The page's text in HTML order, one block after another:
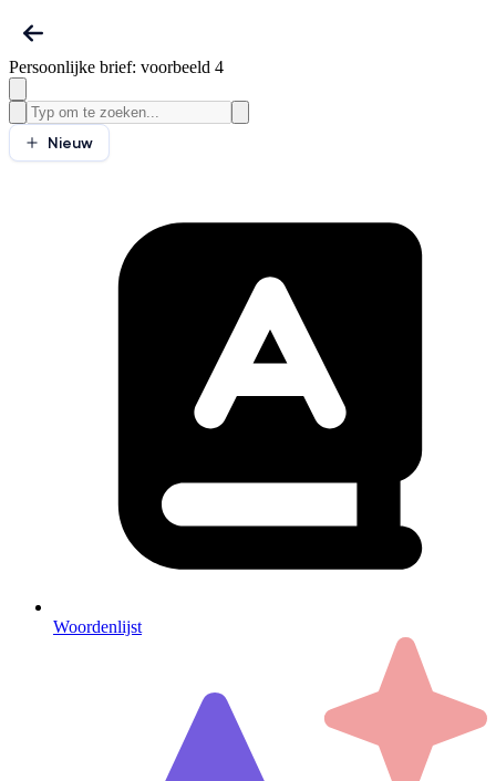
Persoonlijke brief: voorbeeld 4
Nieuw
Woordenlijst